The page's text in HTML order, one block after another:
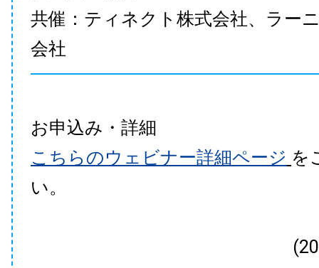
共催：ティネクト株式会社、ラー
会社
お申込み・詳細
こちらのウェビナー詳細ページ を
い。